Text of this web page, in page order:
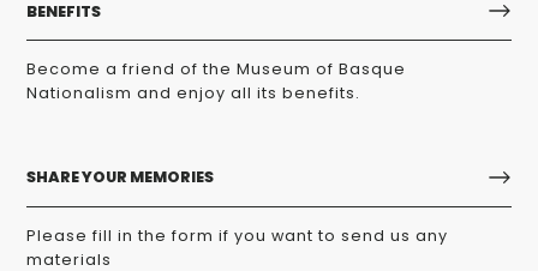
BENEFITS
Become a friend of the Museum of Basque
Nationalism and enjoy all its benefits.
SHARE YOUR MEMORIES
Please fill in the form if you want to send us any
materials